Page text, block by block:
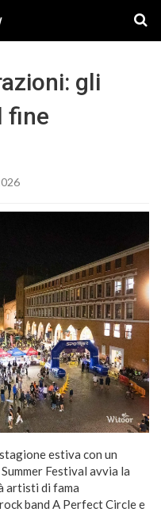
gli
fine
estiva con un
Festival avvia la
artisti di fama
band A Perfect Circle e